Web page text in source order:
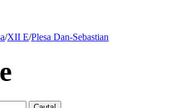
/XII E/Plesa Dan-Sebastian